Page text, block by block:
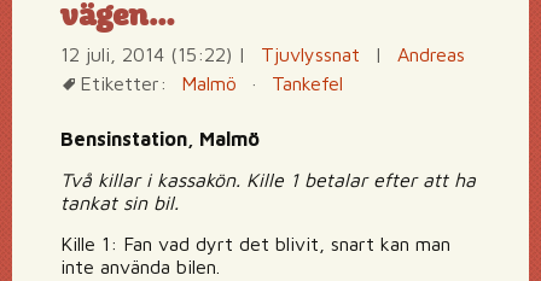
vägen…
12 juli, 2014 (15:22) | Tjuvlyssnat |
Andreas
Etiketter:
Malmö · Tankefel
Bensinstation, Malmö
Två killar i kassakön. Kille 1 betalar efter att ha
tankat sin bil.
Kille 1: Fan vad dyrt det blivit, snart kan man
inte använda bilen.